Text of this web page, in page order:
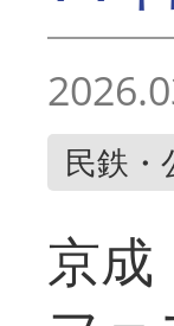
民鉄・
京